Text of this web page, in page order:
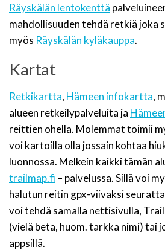
Räyskälän lentokenttä
mahdollisuuden tehdä retkiä joka
myös Räyskälän kyläkauppa.
Kartat
Retkikartta, Hämeen infokartta,
alueen retkeilypalveluita ja
reittien ohella. Molemmat toimii
voi kartoilla olla jossain kohtaa
luonnossa. Melkein kaikki tämän
trailmap.fi – palvelussa. Sillä voi
halutun reitin gpx-viivaksi
voi tehdä samalla nettisivulla,
(vielä beta, huom. tarkka nimi) tai
appsillä.